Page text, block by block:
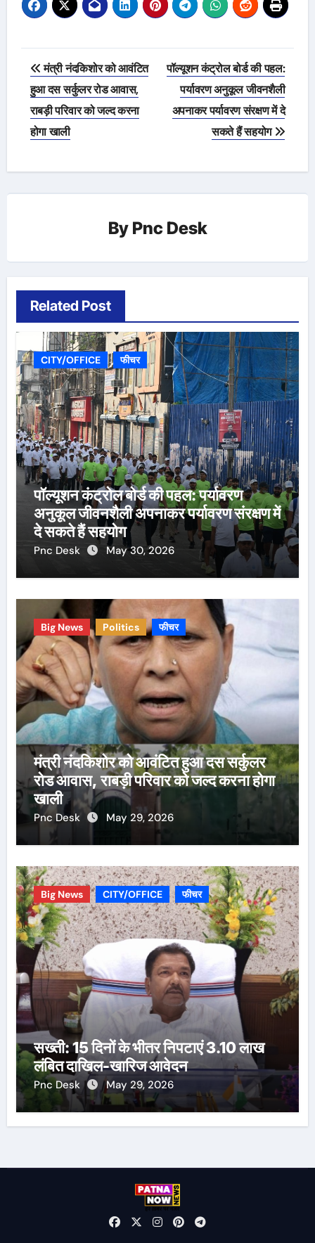
Post
navigation
मंत्री नंदकिशोर को आवंटित
हुआ दस सर्कुलर रोड आवास,
राबड़ी परिवार को जल्द करना
होगा खाली
पॉल्यूशन कंट्रोल बोर्ड की पहल:
पर्यावरण अनुकूल जीवनशैली
अपनाकर पर्यावरण संरक्षण में दे
सकते हैं सहयोग
By Pnc Desk
Related Post
CITY/OFFICE फीचर
पॉल्यूशन कंट्रोल बोर्ड की पहल: पर्यावरण
अनुकूल जीवनशैली अपनाकर पर्यावरण संरक्षण में
दे सकते हैं सहयोग
Pnc Desk May 30, 2026
Big News Politics फीचर
मंत्री नंदकिशोर को आवंटित हुआ दस सर्कुलर
रोड आवास, राबड़ी परिवार को जल्द करना होगा
खाली
Pnc Desk May 29, 2026
Big News CITY/OFFICE फीचर
सख्ती: 15 दिनों के भीतर निपटाएं 3.10 लाख
लंबित दाखिल-खारिज आवेदन
Pnc Desk May 29, 2026